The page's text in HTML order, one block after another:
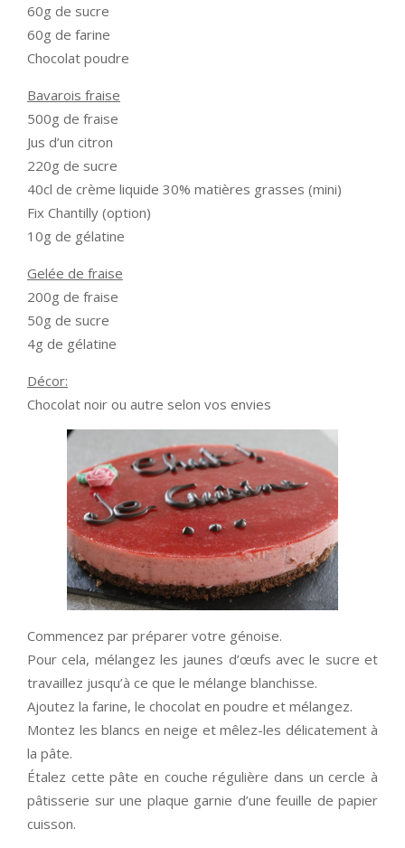
60g de sucre
60g de farine
Chocolat poudre
Bavarois fraise
500g de fraise
Jus d’un citron
220g de sucre
40cl de crème liquide 30% matières grasses (mini)
Fix Chantilly (option)
10g de gélatine
Gelée de fraise
200g de fraise
50g de sucre
4g de gélatine
Décor:
Chocolat noir ou autre selon vos envies
Commencez par préparer votre génoise.
Pour cela, mélangez les jaunes d’œufs avec le sucre et
travaillez jusqu’à ce que le mélange blanchisse.
Ajoutez la farine, le chocolat en poudre et mélangez.
Montez les blancs en neige et mêlez-les délicatement à
la pâte.
Étalez cette pâte en couche régulière dans un cercle à
pâtisserie sur une plaque garnie d’une feuille de papier
cuisson.